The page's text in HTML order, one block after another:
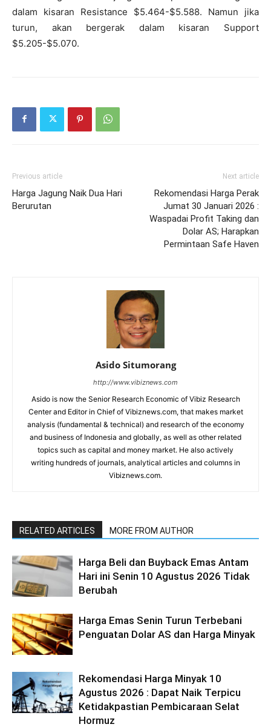
dalam kisaran Resistance $5.464-$5.588. Namun jika
turun, akan bergerak dalam kisaran Support
$5.205-$5.070.
Previous article
Harga Jagung Naik Dua Hari
Berurutan
Next article
Rekomendasi Harga Perak
Jumat 30 Januari 2026 :
Waspadai Profit Taking dan
Dolar AS; Harapkan
Permintaan Safe Haven
Asido Situmorang
http://www.vibiznews.com
Asido is now the Senior Research Economic of Vibiz Research
Center and Editor in Chief of Vibiznews.com, that makes market
analysis (fundamental & technical) and research of the economy
and business of Indonesia and globally, as well as other related
topics such as capital and money market. He also actively
writing hundreds of journals, analytical articles and columns in
Vibiznews.com.
RELATED ARTICLES MORE FROM AUTHOR
Harga Beli dan Buyback Emas Antam
Hari ini Senin 10 Agustus 2026 Tidak
Berubah
Harga Emas Senin Turun Terbebani
Penguatan Dolar AS dan Harga Minyak
Rekomendasi Harga Minyak 10
Agustus 2026 : Dapat Naik Terpicu
Ketidakpastian Pembicaraan Selat
Hormuz